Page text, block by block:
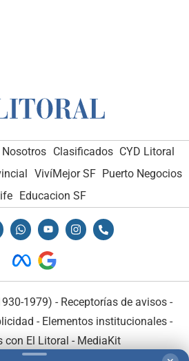
Nosotros Clasificados CYD Litoral
VivíMejor SF Puerto Negocios
Educacion SF
1979) - Receptorías de avisos -
- Elementos institucionales-
con El Litoral - MediaKit